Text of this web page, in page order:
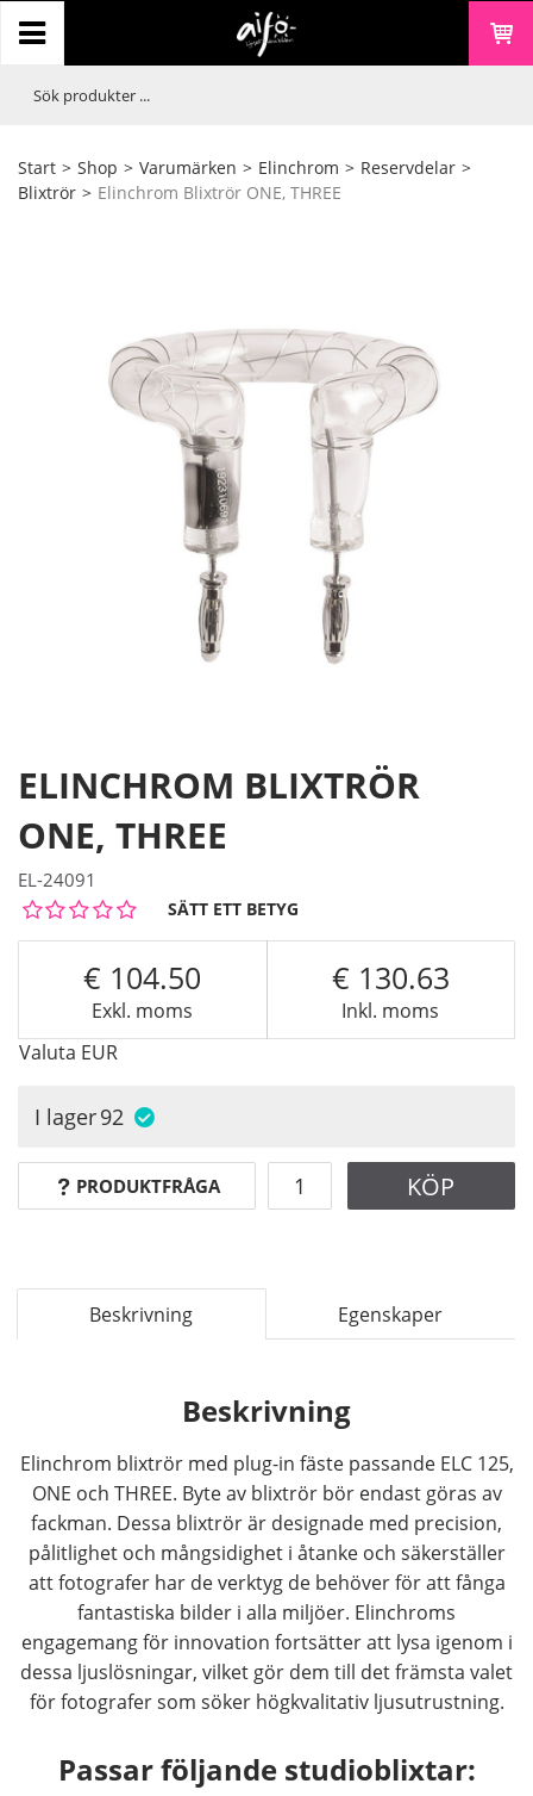
Start > Shop > Varumärken > Elinchrom > Reservdelar >
Blixtrör > Elinchrom Blixtrör ONE, THREE
ELINCHROM BLIXTRÖR
ONE, THREE
EL-24091
SÄTT ETT BETYG
Exkl. moms
104.50
Inkl. moms
130.63
Valuta EUR
I lager92
PRODUKTFRÅGA KÖP
Beskrivning Egenskaper
Beskrivning
Elinchrom blixtrör med plug-in fäste passande ELC 125,
ONE och THREE. Byte av blixtrör bör endast göras av
fackman. Dessa blixtrör är designade med precision,
pålitlighet och mångsidighet i åtanke och säkerställer
att fotografer har de verktyg de behöver för att fånga
fantastiska bilder i alla miljöer. Elinchroms
engagemang för innovation fortsätter att lysa igenom i
dessa ljuslösningar, vilket gör dem till det främsta valet
för fotografer som söker högkvalitativ ljusutrustning.
Passar följande studioblixtar: